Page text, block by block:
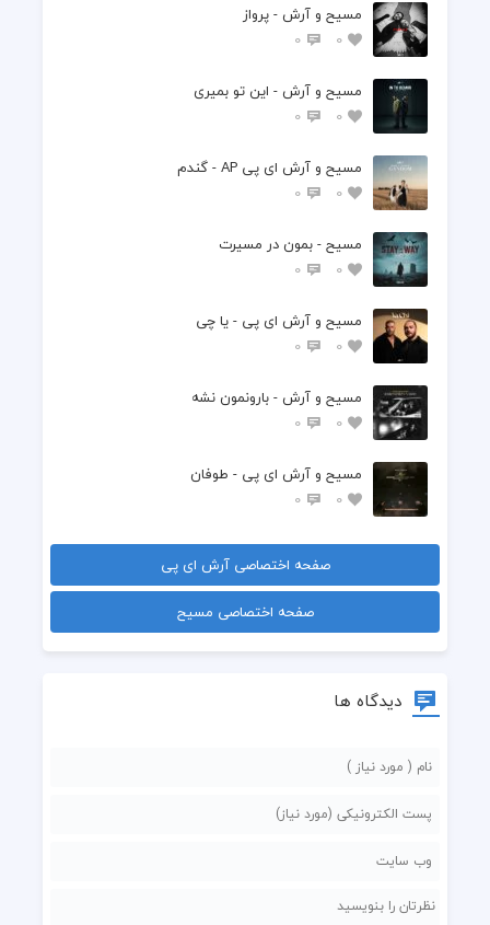
مسیح و آرش - پرواز
0
0
مسیح و آرش - این تو بمیری
0
0
مسیح و آرش ای پی AP - گندم
0
0
مسیح - بمون در مسیرت
0
0
مسیح و آرش ای پی - یا چی
0
0
مسیح و آرش - بارونمون نشه
0
0
مسیح و آرش ای پی - طوفان
0
0
صفحه اختصاصی آرش ای پی
صفحه اختصاصی مسیح
دیدگاه ها